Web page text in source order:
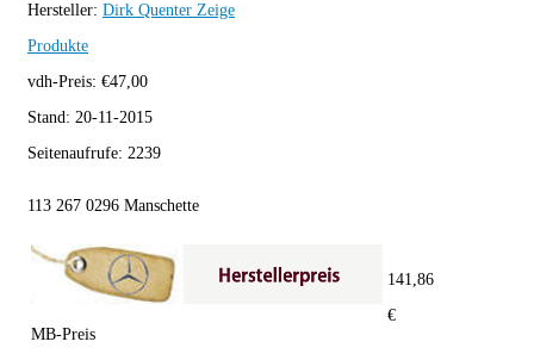
Hersteller: Dirk Quenter Zeige
Produkte
vdh-Preis: €47,00
Stand: 20-11-2015
Seitenaufrufe: 2239
113 267 0296 Manschette
MB-Preis
141,86
€